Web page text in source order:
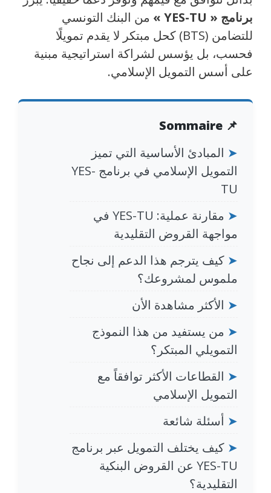
برنامج « YES-TU »
من البنك التونسي
للتضامن (BTS) كحل مبتكر لا يقدم تمويلًا
فحسب، بل يؤسس لشراكة استراتيجية مبنية
على أسس التمويل الإسلامي.
📌 Sommaire
➤ المبادئ الأساسية التي تميز
التمويل الإسلامي في برنامج YES-
TU
➤
مقارنة عملية: YES-TU في
مواجهة القروض التقليدية
➤ كيف يترجم هذا الدعم إلى نجاح
ملموس لمشروعك؟
➤ الأكثر مشاهدة الأن
➤ من يستفيد من هذا النموذج
التمويلي المبتكر؟
➤ القطاعات الأكثر توافقاً مع
التمويل الإسلامي
➤ أسئلة شائعة
➤ كيف يختلف التمويل عبر برنامج
YES-TU عن القروض البنكية
التقليدية؟